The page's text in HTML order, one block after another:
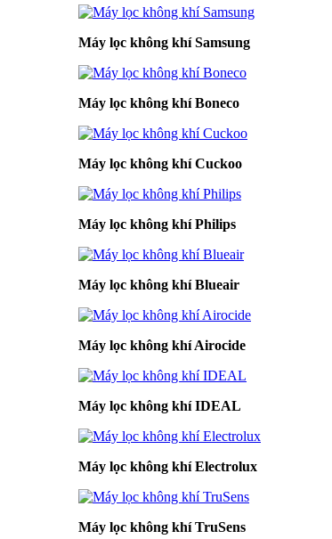
Máy lọc không khí Samsung
Máy lọc không khí Boneco
Máy lọc không khí Cuckoo
Máy lọc không khí Philips
Máy lọc không khí Blueair
Máy lọc không khí Airocide
Máy lọc không khí IDEAL
Máy lọc không khí Electrolux
Máy lọc không khí TruSens